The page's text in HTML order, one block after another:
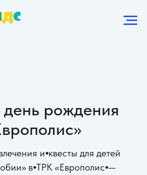
рождения
и⦁квесты для детей
в⦁ТРК «Европолис⦁—